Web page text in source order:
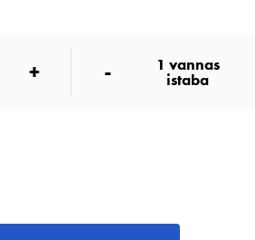
+ - 1 vannas
istaba